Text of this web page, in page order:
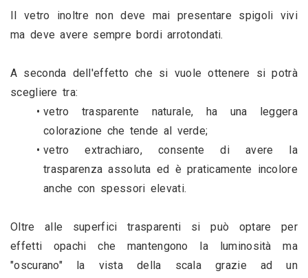
Il vetro inoltre non deve mai presentare spigoli vivi
ma deve avere sempre bordi arrotondati.
A seconda dell'effetto che si vuole ottenere si potrà
scegliere tra:
vetro trasparente naturale, ha una leggera
colorazione che tende al verde;
vetro extrachiaro, consente di avere la
trasparenza assoluta ed è praticamente incolore
anche con spessori elevati.
Oltre alle superfici trasparenti si può optare per
effetti opachi che mantengono la luminosità ma
"oscurano" la vista della scala grazie ad un